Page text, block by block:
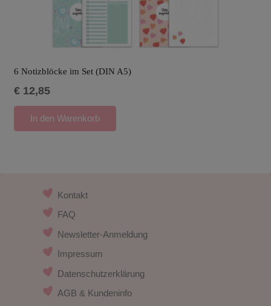
6 Notizblöcke im Set (DIN A5)
€12,85
In den Warenkorb
Kontakt
FAQ
Newsletter-Anmeldung
Impressum
Datenschutzerklärung
AGB & Kundeninfo